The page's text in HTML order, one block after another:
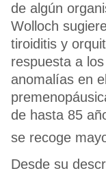
de algún
Wolloch
tiroiditis y
respuesta a
anomalías en
de hasta 85
se recoge
Desde su